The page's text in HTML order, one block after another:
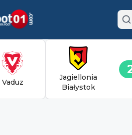
Vaduz
Jagiellonia
Białystok